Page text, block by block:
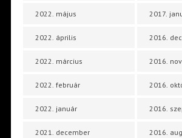
2022. május
2022. április
2022. március
2022. február
2022. január
2021. december
2017.
2016.
2016.
2016.
2016.
2016.